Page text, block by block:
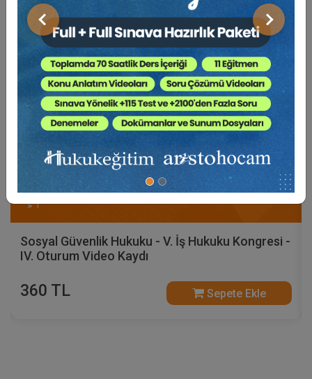
Önceki Sonraki
Tüketici Hukuku Enstitüsü
Sosyal Güvenlik Hukuku - V. İş Hukuku Kongresi -
IV. Oturum Video Kaydı
360 TL Sepete Ekle